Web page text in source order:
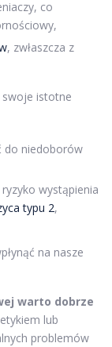
co
, zwłaszcza z
istotne
do niedoborów
wystąpienia
typu 2,
na nasze
warto dobrze
lub
problemów